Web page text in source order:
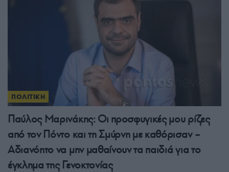
ΠΟΛΙΤΙΚΗ
Παύλος Μαρινάκης: Οι προσφυγικές μου ρίζες
από τον Πόντο και τη Σμύρνη με καθόρισαν –
Αδιανόητο να μην μαθαίνουν τα παιδιά για το
έγκλημα της Γενοκτονίας